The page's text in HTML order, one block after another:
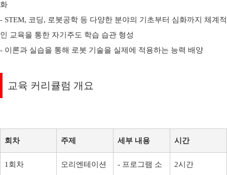
화
- STEM, 코딩, 로봇공학 등 다양한 분야의 기초부터 심화까지 체계적
인 교육을 통한 자기주도 학습 습관 형성
- 이론과 실습을 통해 로봇 기술을 실제에 적용하는 능력 배양
교육 커리큘럼 개요
회차 주제 세부 내용 시간
1회차
오리엔테이션
- 프로그램 소
2시간